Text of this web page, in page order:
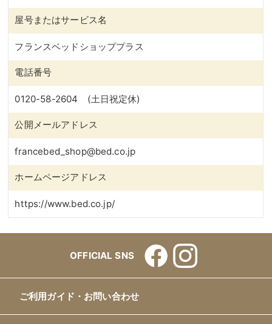
屋号またはサービス名
フランスベッドショッププラス
電話番号
0120-58-2604 (土日祝定休)
公開メールアドレス
francebed_shop@bed.co.jp
ホームページアドレス
https://www.bed.co.jp/
OFFICIAL SNS
ご利用ガイド・お問い合わせ